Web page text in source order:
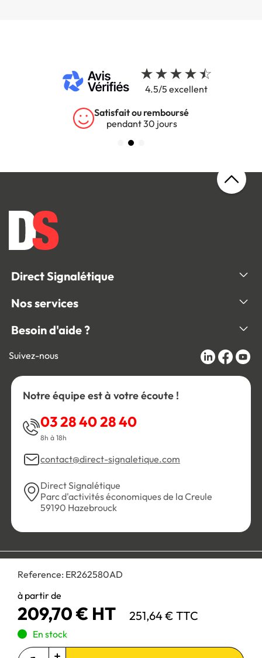
Reference: ER262580AD
à partir de
209,70 € HT 251,64 € TTC
En stock
4.5/5 excellent
Satisfait ou remboursé
pendant 30 jours
Direct Signalétique
Nos services
Besoin d'aide ?
Suivez-nous
Notre équipe est à votre écoute !
03 28 40 28 40
8h à 18h
contact@direct-signaletique.com
Direct Signalétique
Parc d'activités économiques de la Creule
59190 Hazebrouck
Personnaliser les cookies
Paiement 100% sécurisé :